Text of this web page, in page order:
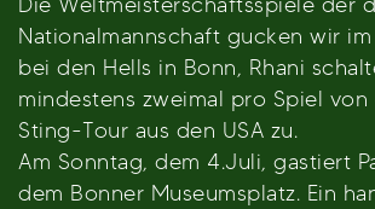
Nationalmannschaft gucken wir im
bei den Hells in Bonn, Rhani
mindestens zweimal pro Spiel
Sting-Tour aus den USA zu.
Am Sonntag, dem 4.Juli, gastiert
dem Bonner Museumsplatz. Ein